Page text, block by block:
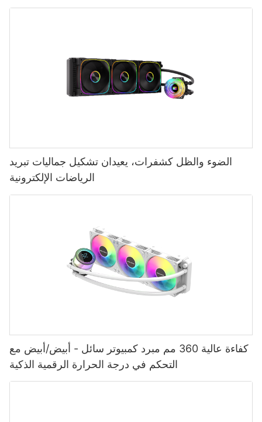
الضوء والظل كشفرات، يعيدان تشكيل جماليات تبريد
الرياضات الإلكترونية
كفاءة عالية 360 مم مبرد كمبيوتر سائل - أبيض/أبيض مع
التحكم في درجة الحرارة الرقمية الذكية